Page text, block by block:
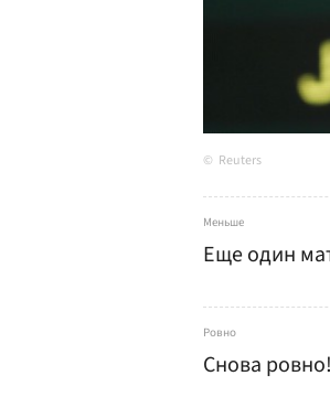
Reuters
Меньше
Еще один
Ровно
Снова